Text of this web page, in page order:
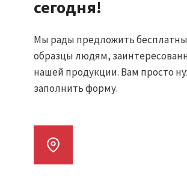
сегодня!
Мы рады предложить
образцы людям,
нашей продукции. Вам просто
заполнить форму.